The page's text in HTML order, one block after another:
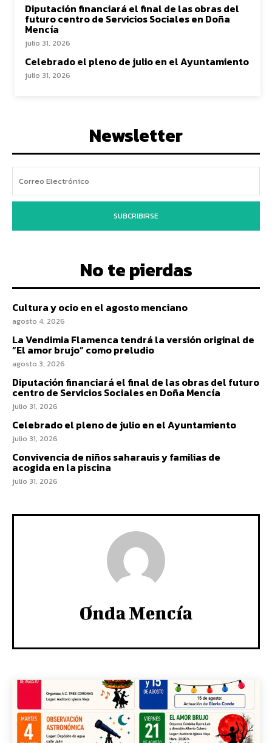
Diputación financiará el final de las obras del
futuro centro de Servicios Sociales en Doña
Mencía
julio 31, 2026
Celebrado el pleno de julio en el Ayuntamiento
julio 31, 2026
Newsletter
SUBCRIBIRSE
No te pierdas
Cultura y ocio en el agosto menciano
agosto 4, 2026
La Vendimia Flamenca tendrá la versión original de
“El amor brujo” como preludio
agosto 3, 2026
Diputación financiará el final de las obras del futuro
centro de Servicios Sociales en Doña Mencía
julio 31, 2026
Celebrado el pleno de julio en el Ayuntamiento
julio 31, 2026
Convivencia de niños saharauis y familias de
acogida en la piscina
julio 31, 2026
Onda Mencía